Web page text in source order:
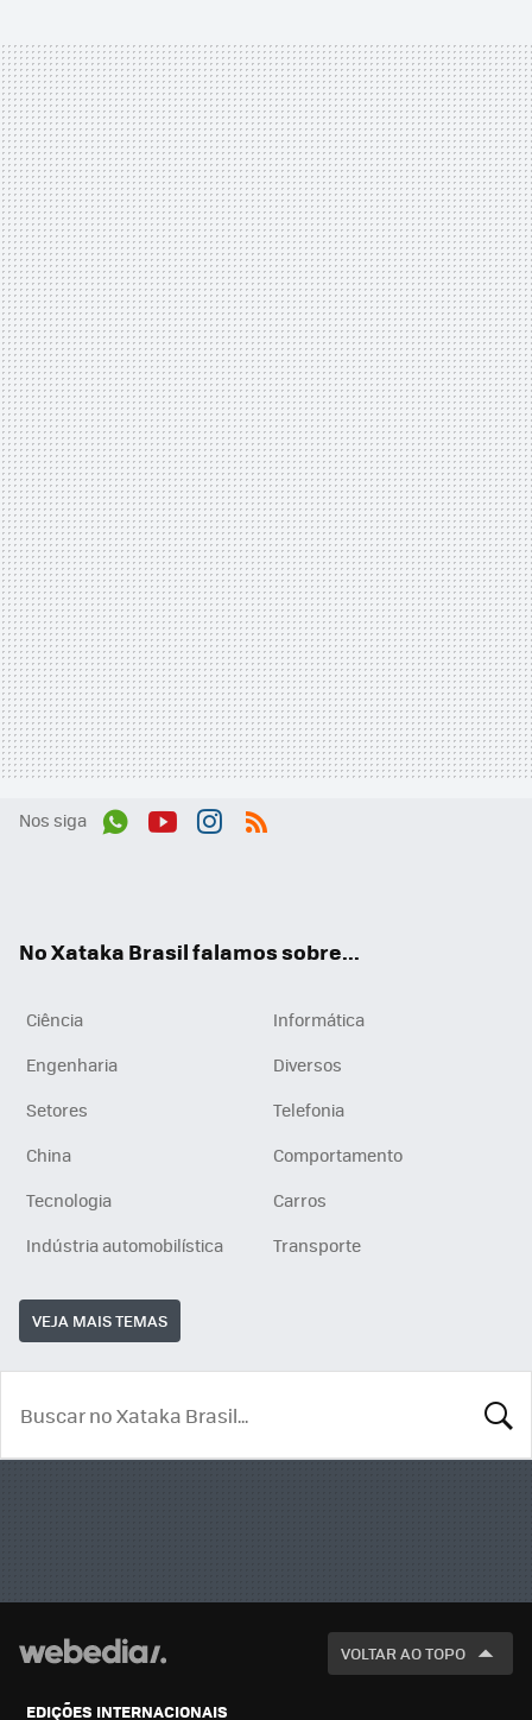
Nos siga
No Xataka Brasil falamos sobre...
Ciência
Informática
Engenharia
Diversos
Setores
Telefonia
China
Comportamento
Tecnologia
Carros
Indústria automobilística
Transporte
VEJA MAIS TEMAS
VOLTAR AO TOPO
EDIÇÕES INTERNACIONAIS